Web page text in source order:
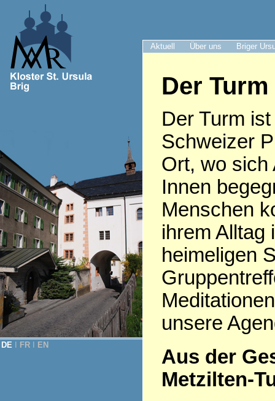
Aktuell Über uns Briger
DE FR EN
Der
Der Turm
Schweizer
Ort, wo sich
Innen
Menschen
ihrem Alltag
heimeligen
unsere
Aus der
Metzilten-